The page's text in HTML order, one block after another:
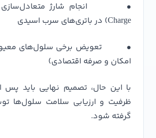
Charge) در باتری‌های سرب اسیدی
• تعویض برخی سلول‌های
امکان و صرفه اقتصادی)
با این حال، تصمیم نهایی باید پس
ظرفیت و ارزیابی سلامت سلول‌ها
گرفته شود.